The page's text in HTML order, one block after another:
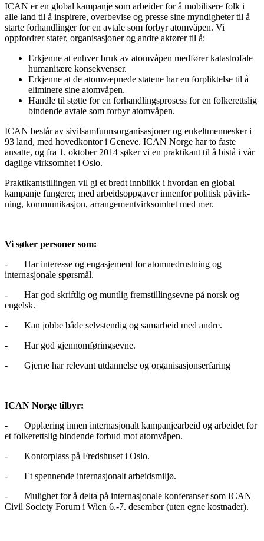
ICAN er en global kampanje som arbeider for å mobilisere folk i
alle land til å inspirere, overbevise og presse sine myndigheter til å
starte forhandlinger for en avtale som forbyr atomvåpen. Vi
oppfordrer stater, organisasjoner og andre aktører til å:
Erkjenne at enhver bruk av atomvåpen medfører katastrofale
humanitære konsekvenser.
Erkjenne at de atomvæpnede statene har en forpliktelse til å
eliminere sine atomvåpen.
Handle til støtte for en forhandlingsprosess for en folkerettslig
bindende avtale som forbyr atomvåpen.
ICAN består av sivilsamfunnsorganisasjoner og enkeltmennesker i
93 land, med hovedkontor i Geneve. ICAN Norge har to faste
ansatte, og fra 1. oktober 2014 søker vi en prak­ti­kant til å bistå i vår
dag­lige virk­som­het i Oslo.
Prak­ti­kant­stil­lin­gen vil gi et bredt inn­blikk i hvordan en global
kampanje fungerer, med arbeids­opp­ga­ver innen­for poli­tisk påvirk­
ning, kommunikasjon, arran­ge­ment­virk­som­het med mer.
Vi søker personer som:
- Har interesse og engasjement for atomnedrustning og
internasjonale spørsmål.
- Har god skriftlig og muntlig fremstillingsevne på norsk og
engelsk.
- Kan jobbe både selvstendig og samarbeid med andre.
- Har god gjennomføringsevne.
- Gjerne har relevant utdannelse og organisasjonserfaring
ICAN Norge tilbyr:
- Opplæring innen internasjonalt kampanjearbeid og arbeidet for
et folkerettslig bindende forbud mot atomvåpen.
- Kontorplass på Fredshuset i Oslo.
- Et spennende internasjonalt arbeidsmiljø.
- Mulighet for å delta på internasjonale konferanser som ICAN
Civil Society Forum i Wien 6.-7. desember (uten egne kostnader).